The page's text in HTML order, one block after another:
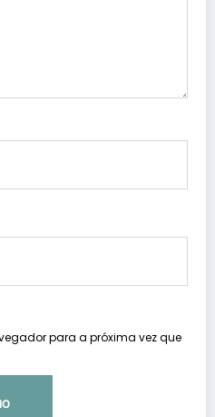
para a próxima vez que